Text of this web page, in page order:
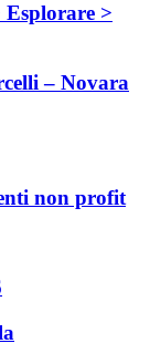
>
– Novara
non profit